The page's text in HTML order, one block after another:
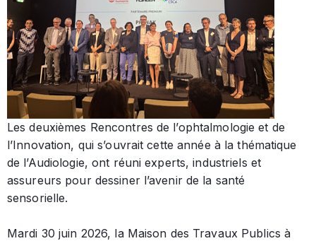
Les deuxièmes Rencontres de l’ophtalmologie et de
l’Innovation, qui s’ouvrait cette année à la thématique
de l’Audiologie, ont réuni experts, industriels et
assureurs pour dessiner l’avenir de la santé
sensorielle.
Mardi 30 juin 2026, la Maison des Travaux Publics à